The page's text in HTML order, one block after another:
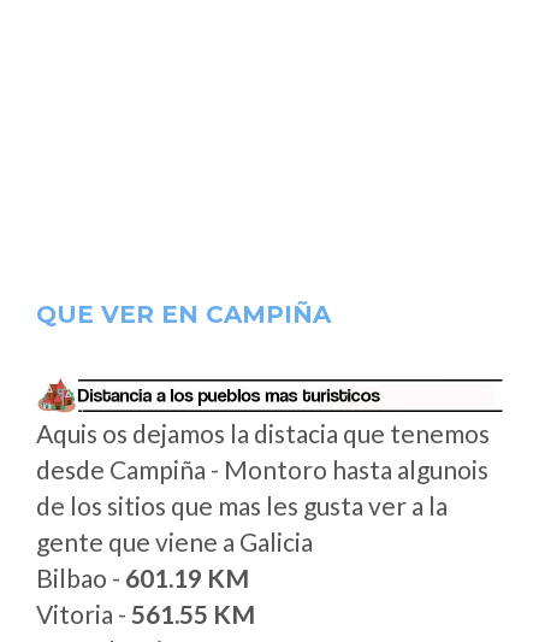
QUE VER EN CAMPIÑA
Aquis os dejamos la distacia que tenemos
desde Campiña - Montoro hasta algunois
de los sitios que mas les gusta ver a la
gente que viene a Galicia
Bilbao - 601.19 KM
Vitoria - 561.55 KM